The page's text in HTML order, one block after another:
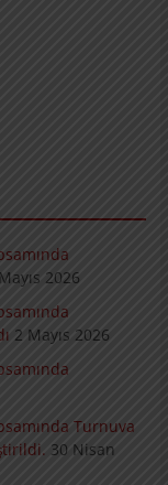
2026
2 Mayıs 2026
Turnuva
30 Nisan